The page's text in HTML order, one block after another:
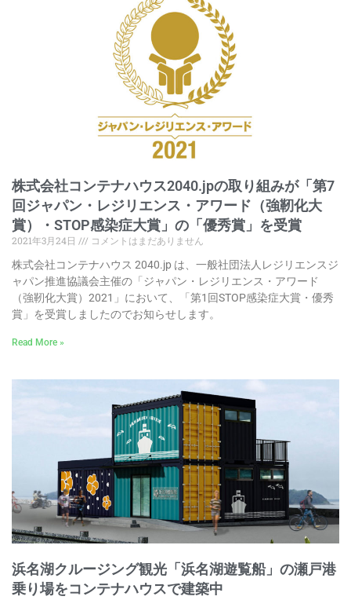
株式会社コンテナハウス2040.jpの取り組みが「第7
回ジャパン・レジリエンス・アワード（強靭化大
賞）・STOP感染症大賞」の「優秀賞」を受賞
2021年3月24日
コメントはまだありません
株式会社コンテナハウス 2040.jp は、一般社団法人レジリエンスジ
ャパン推進協議会主催の「ジャパン・レジリエンス・アワード
（強靭化大賞）2021」において、「第1回STOP感染症大賞・優秀
賞」を受賞しましたのでお知らせします。
Read More »
浜名湖クルージング観光「浜名湖遊覧船」の瀬戸港
乗り場をコンテナハウスで建築中